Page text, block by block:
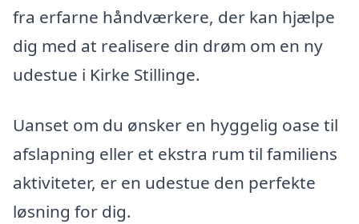
fra erfarne håndværkere, der kan hjælpe
dig med at realisere din drøm om en ny
udestue i Kirke Stillinge.
Uanset om du ønsker en hyggelig oase til
afslapning eller et ekstra rum til familiens
aktiviteter, er en udestue den perfekte
løsning for dig.